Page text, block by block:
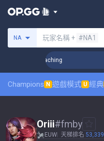
NA 玩家名稱 + #NA1
Coaching
Champions N 遊戲模式 U 經典
Oriii#fmby
EUW 天梯排名 53,339